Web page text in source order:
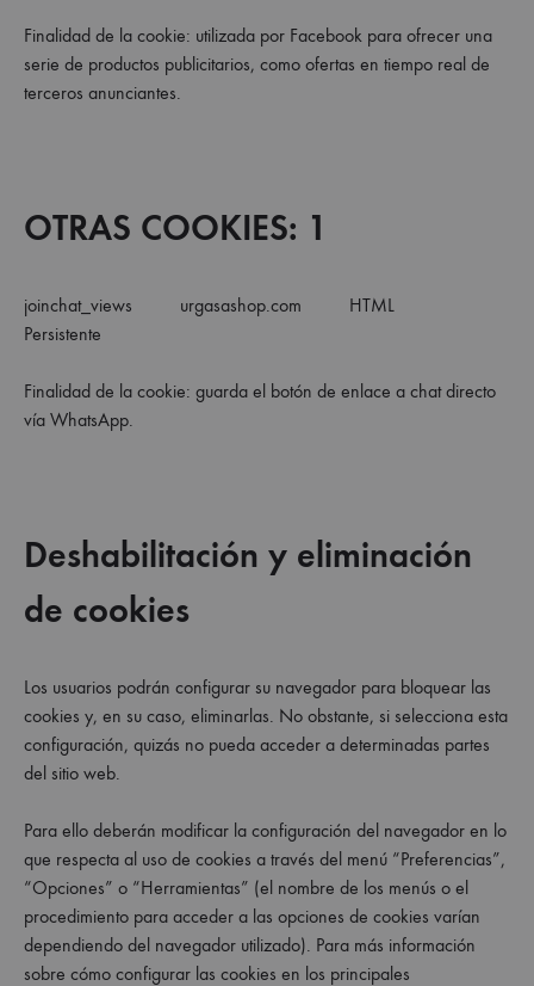
Finalidad de la cookie: utilizada por Facebook para ofrecer una
serie de productos publicitarios, como ofertas en tiempo real de
terceros anunciantes.
OTRAS COOKIES: 1
joinchat_views urgasashop.com HTML
Persistente
Finalidad de la cookie: guarda el botón de enlace a chat directo
vía WhatsApp.
Deshabilitación y eliminación
de cookies
Los usuarios podrán configurar su navegador para bloquear las
cookies y, en su caso, eliminarlas. No obstante, si selecciona esta
configuración, quizás no pueda acceder a determinadas partes
del sitio web.
Para ello deberán modificar la configuración del navegador en lo
que respecta al uso de cookies a través del menú “Preferencias”,
“Opciones” o “Herramientas” (el nombre de los menús o el
procedimiento para acceder a las opciones de cookies varían
dependiendo del navegador utilizado). Para más información
sobre cómo configurar las cookies en los principales